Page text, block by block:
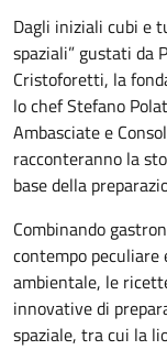
Dagli iniziali cubi e
spaziali” gustati da
Cristoforetti, la
lo chef Stefano
Ambasciate e
racconteranno la
base della
Combinando
contempo
ambientale, le
innovative di
spaziale, tra cui la